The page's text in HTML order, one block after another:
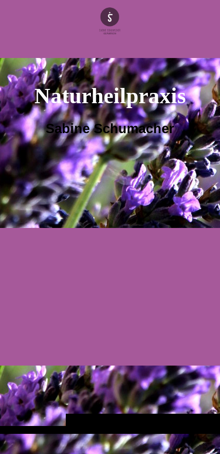
Naturheilpraxis
Sabine Schumacher